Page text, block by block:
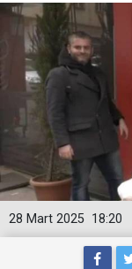
18:20
28 Mart 2025